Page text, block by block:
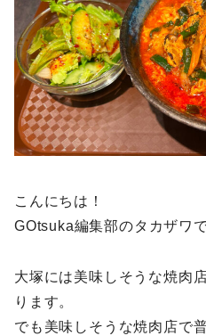
こんにちは！
GOtsuka編集部のタカザワで
大塚には美味しそうな焼肉
ります。
でも美味しそうな焼肉店で